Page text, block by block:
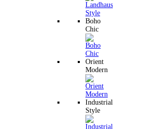
Boho
Chic
Orient
Modern
Industrial
Style